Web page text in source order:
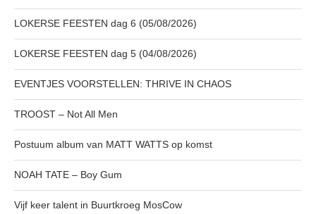
LOKERSE FEESTEN dag 6 (05/08/2026)
LOKERSE FEESTEN dag 5 (04/08/2026)
EVENTJES VOORSTELLEN: THRIVE IN CHAOS
TROOST – Not All Men
Postuum album van MATT WATTS op komst
NOAH TATE – Boy Gum
Vijf keer talent in Buurtkroeg MosCow